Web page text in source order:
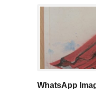
WhatsApp